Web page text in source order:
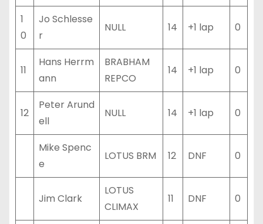
1
0
Jo Schlesse
r
NULL 14 +1 lap 0
11
Hans Herrm
ann
BRABHAM
REPCO
14 +1 lap 0
12
Peter Arund
ell
NULL 14 +1 lap 0
Mike Spenc
e
LOTUS BRM 12 DNF 0
Jim Clark
LOTUS
CLIMAX
11 DNF 0